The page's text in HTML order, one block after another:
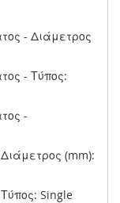
- Διάμετρος
- Τύπος:
-
(mm):
Single